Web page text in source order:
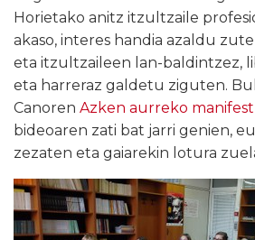
Horietako anitz itzultzaile
akaso, interes handia azaldu
eta itzultzaileen lan-baldintzez,
eta harreraz galdetu ziguten.
Canoren Azken aurreko
bideoaren zati bat jarri genien,
zezaten eta gaiarekin lotura